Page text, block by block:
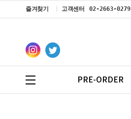
즐겨찾기 고객센터 02-2663-0279
PRE-ORDER